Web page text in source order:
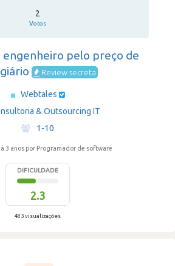
2
Votos
pelo preço de
Review secreta
Webtales
·
& Outsourcing IT
·
1-10
3 anos por Programador de software
DIFICULDADE
2.3
483 visualizações